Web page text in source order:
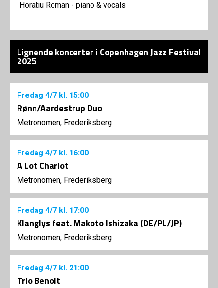
Horatiu Roman - piano & vocals
Lignende koncerter i Copenhagen Jazz Festival
2025
Fredag 4/7 kl. 15:00
Rønn/Aardestrup Duo
Metronomen, Frederiksberg
Fredag 4/7 kl. 16:00
A Lot Charlot
Metronomen, Frederiksberg
Fredag 4/7 kl. 17:00
Klanglys feat. Makoto Ishizaka (DE/PL/JP)
Metronomen, Frederiksberg
Fredag 4/7 kl. 21:00
Trio Benoit